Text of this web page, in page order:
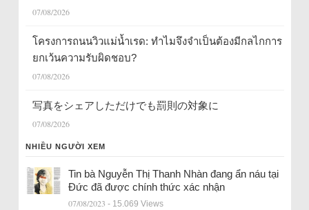
07/08/2026
โครงการถนนวิวแม่น้ำเรด: ทำไมจึงจำเป็นต้องมีกลไกการ
ยกเว้นความรับผิดชอบ?
07/08/2026
写真をシェアしただけでも罰則の対象に
07/08/2026
NHIỀU NGƯỜI XEM
Tin bà Nguyễn Thị Thanh Nhàn đang ẩn náu tại
Đức đã được chính thức xác nhận
07/08/2023 - 15.069 Views